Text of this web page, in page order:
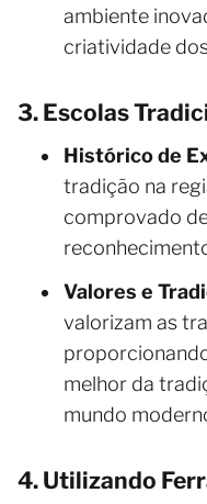
ambiente
criatividade
3. Escolas
Histórico de
tradição na
comprovado
Valores e
valorizam as
melhor da
mundo
4. Utilizando